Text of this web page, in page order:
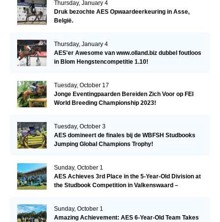
Thursday, January 4
Druk bezochte AES Opwaardeerkeuring in Asse,
België.
Thursday, January 4
AES'er Awesome van www.olland.biz dubbel foutloos
in Blom Hengstencompetitie 1.10!
Tuesday, October 17
Jonge Eventingpaarden Bereiden Zich Voor op FEI
World Breeding Championship 2023!
Tuesday, October 3
AES domineert de finales bij de WBFSH Studbooks
Jumping Global Champions Trophy!
Sunday, October 1
AES Achieves 3rd Place in the 5-Year-Old Division at
the Studbook Competition in Valkenswaard –
Sunday, October 1
Amazing Achievement: AES 6-Year-Old Team Takes